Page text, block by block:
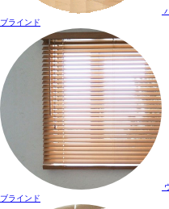
ブラインド
ブラインド